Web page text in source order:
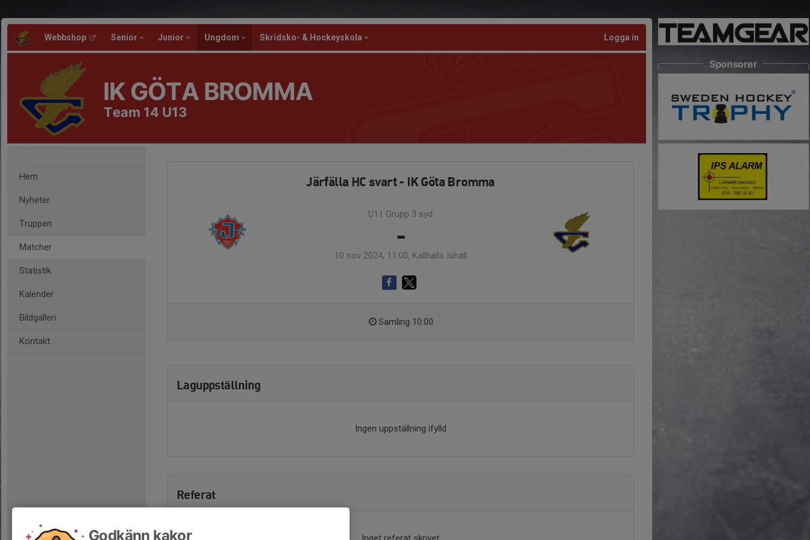
Webbshop Senior Junior Ungdom Skridsko- & Hockeyskola Logga in
IK GÖTA BROMMA
Team 14 U13
Hem
Nyheter
Truppen
Matcher
Statistik
Kalender
Bildgalleri
Kontakt
Järfälla HC svart - IK Göta Bromma
U11 Grupp 3 syd
-
10 nov 2024, 11:00, Kallhälls Ishall
Samling 10:00
Laguppställning
Ingen uppställning ifylld
Referat
Sponsorer
Godkänn kakor